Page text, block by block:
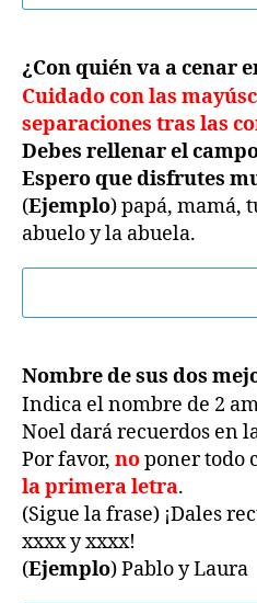
¿Con quién va a cenar
Cuidado con las
separaciones tras las
Debes rellenar el
Espero que disfrutes
(Ejemplo) papá, mamá,
abuelo y la abuela.
Nombre de sus dos
Indica el nombre de 2
Noel dará recuerdos en
Por favor, noponer todo
la primera letra.
(Sigue la frase) ¡Dales
xxxx y xxxx!
(Ejemplo) Pablo y Laura